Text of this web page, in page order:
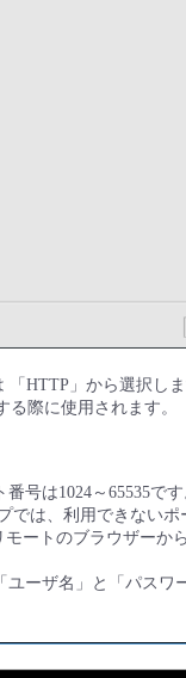
HTTP」から選択し
る際に使用されます。
号は1024～65535で
では、利用できない
ートのブラウザーか
ーザ名」と「パスワ